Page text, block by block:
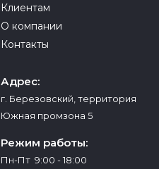
Клиентам
О компании
Контакты
Адрес:
г. Березовский, территория
Южная промзона 5
Режим работы:
Пн-Пт 9:00 - 18:00